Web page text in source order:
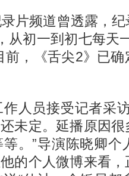
频道曾透露，纪
从初一到初七每天
前，《舌尖2》已
员接受记者采访
未定。延播原因
。”导演陈晓卿个
的个人微博来看